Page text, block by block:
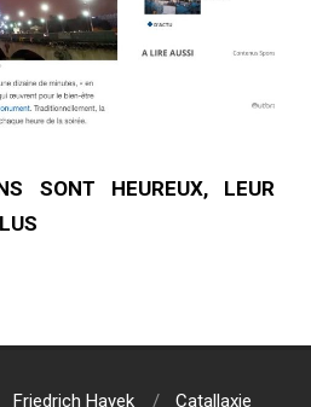
SONT HEUREUX, LEUR
Friedrich Hayek Catallaxie